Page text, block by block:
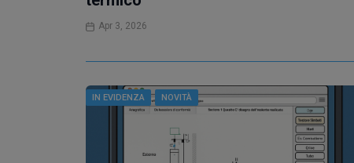
Apr 3, 2026
IN EVIDENZA NOVITÀ